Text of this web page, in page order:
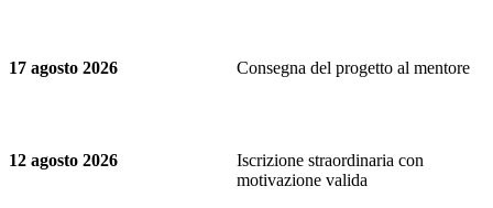
17 agosto 2026 Consegna del progetto al mentore
12 agosto 2026
Iscrizione straordinaria con
motivazione valida